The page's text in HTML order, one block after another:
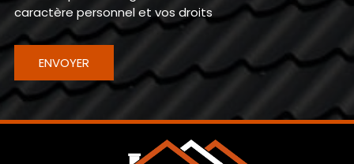
caractère personnel et vos droits
ENVOYER